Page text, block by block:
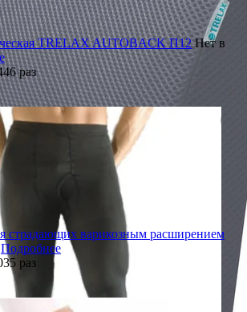
TRELAX AUTOBACK П12 Нет в
раз
страдающих варикозным расширением
Подробнее
раз